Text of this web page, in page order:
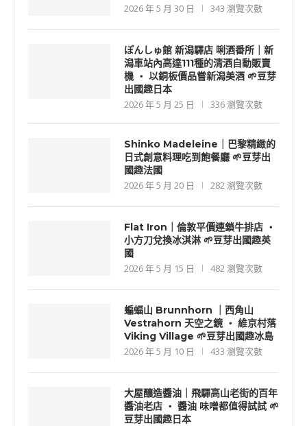
2026 年 5 月 30 日
343 瀏覽次數
ぽんしゅ館 新潟驛店 唎酒番所｜新
潟車站內高達111種的清酒自動販賣
機 ‧ 以銅板價品嘗新潟美酒 🌱豆芽
出國趣日本
2026 年 5 月 25 日
336 瀏覽次數
Shinko Madeleine｜巴黎精緻的
日式創意料理吃到飽餐廳 🌱豆芽出
國趣法國
2026 年 5 月 20 日
282 瀏覽次數
Flat Iron｜倫敦平價連鎖牛排店 ‧
小方刀兌換冰淇淋 🌱豆芽出國趣英
國
2026 年 5 月 15 日
482 瀏覽次數
蝙蝠山 Brunnhorn ｜西角山
Vestrahorn 天空之鏡 ‧ 維京村落
Viking Village 🌱豆芽出國趣冰島
2026 年 5 月 10 日
433 瀏覽次數
大屋釀造醬油｜飛驒高山老街的百年
醬油老店 ‧ 醬油 味噌都值得試試 🌱
豆芽出國趣日本